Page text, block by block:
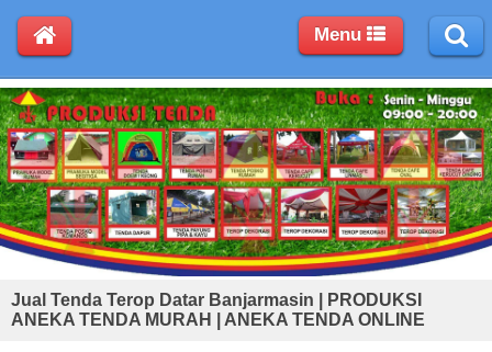
Jual Tenda Terop Datar Banjarmasin | PRODUKSI
ANEKA TENDA MURAH | ANEKA TENDA ONLINE
Menu